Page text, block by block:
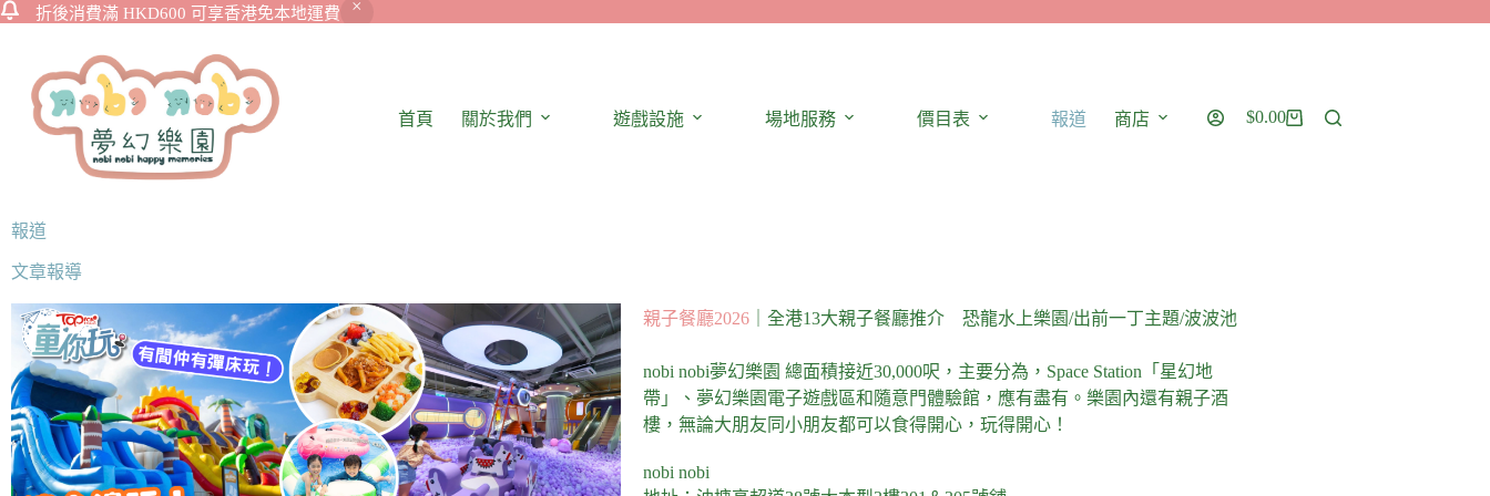
折後消費滿 HKD600 可享香港免本地運費
首頁 關於我們 遊戲設施 場地服務 價目表 報道 商店 $0.00
報道
文章報導
親子餐廳2026 ｜全港13大親子餐廳推介 恐龍水上樂園/出前一丁主題/波波池
nobi nobi夢幻樂園 總面積接近30,000呎，主要分為，Space Station「星幻地
帶」、夢幻樂園電子遊戲區和隨意門體驗館，應有盡有。樂園內還有親子酒
樓，無論大朋友同小朋友都可以食得開心，玩得開心！
nobi nobi